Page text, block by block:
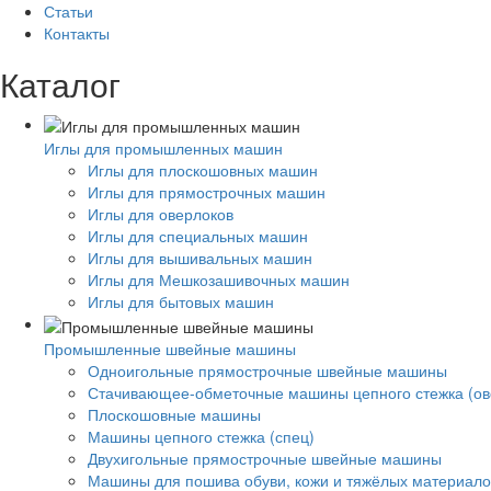
Статьи
Контакты
Каталог
Иглы для промышленных машин
Иглы для плоскошовных машин
Иглы для прямострочных машин
Иглы для оверлоков
Иглы для специальных машин
Иглы для вышивальных машин
Иглы для Мешкозашивочных машин
Иглы для бытовых машин
Промышленные швейные машины
Одноигольные прямострочные швейные машины
Стачивающее-обметочные машины цепного стежка
Плоскошовные машины
Машины цепного стежка (спец)
Двухигольные прямострочные швейные машины
Машины для пошива обуви, кожи и тяжёлых